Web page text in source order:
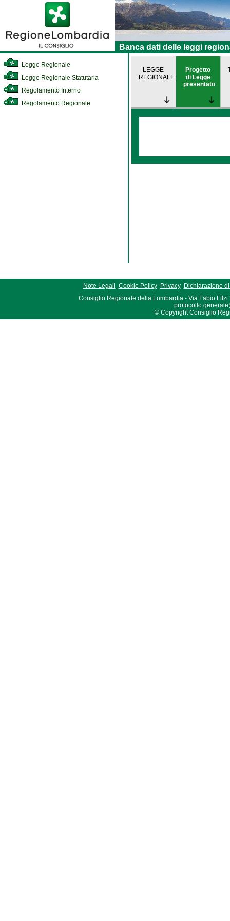
Banca dati delle leggi
Legge Regionale
Legge Regionale Statutaria
Regolamento Interno
Regolamento Regionale
LEGGE
REGIONALE
Progetto
di Legge
presentato
Note Legali Cookie Policy Privacy
Dichiarazione
Consiglio Regionale della Lombardia - Via Fabio Filzi
© Copyright Consiglio